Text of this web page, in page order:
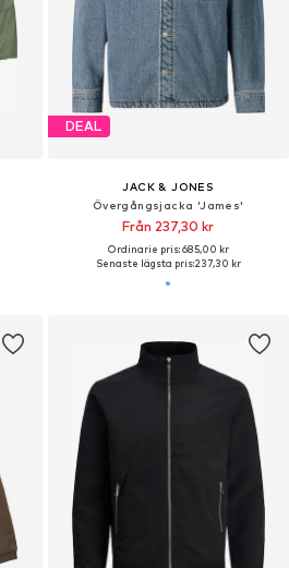
DEAL
JACK & JONES
Övergångsjacka 'James'
Från 237,30 kr
Ordinarie pris: 685,00 kr
Senaste lägsta pris:237,30 kr